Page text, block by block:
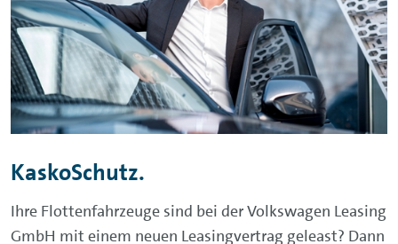
KaskoSchutz.
Ihre Flottenfahrzeuge sind bei der Volkswagen Leasing
GmbH mit einem neuen Leasingvertrag geleast? Dann